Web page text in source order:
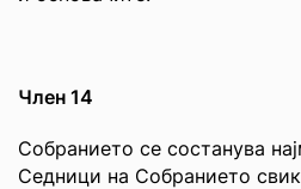
Член 14
Собранието се состанува
Седници на Собранието